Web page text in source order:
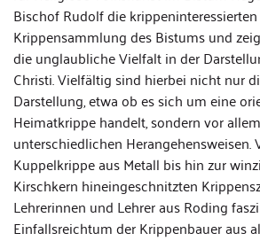
Bischof Rudolf die
Krippensammlung des Bistums und
die unglaubliche Vielfalt in der
Christi. Vielfältig sind hierbei nicht nur
Darstellung, etwa ob es sich um eine
Heimatkrippe handelt, sondern vor
unterschiedlichen Herangehensweisen.
Kuppelkrippe aus Metall bis hin zur
Kirschkern hineingeschnitzten
Lehrerinnen und Lehrer aus Roding
Einfallsreichtum der Krippenbauer aus